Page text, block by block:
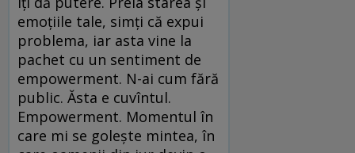
emoțiile tale, simți că expui
problema, iar asta vine la
pachet cu un sentiment de
empowerment. N-ai cum fără
public. Ăsta e cuvîntul.
Empowerment. Momentul în
care mi se golește mintea, în